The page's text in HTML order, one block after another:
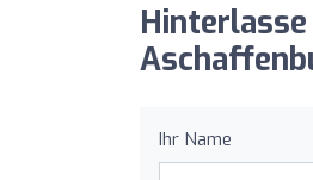
Hinterlasse
Ihr Name